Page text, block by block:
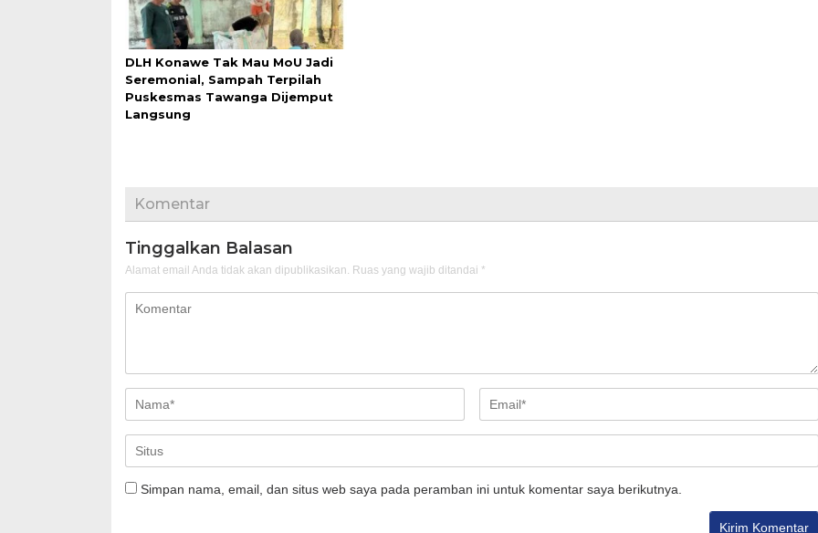
DLH Konawe Tak Mau MoU Jadi
Seremonial, Sampah Terpilah
Puskesmas Tawanga Dijemput
Langsung
Komentar
Tinggalkan Balasan
Alamat email Anda tidak akan dipublikasikan. Ruas yang wajib ditandai *
Simpan nama, email, dan situs web saya pada peramban ini untuk komentar saya berikutnya.